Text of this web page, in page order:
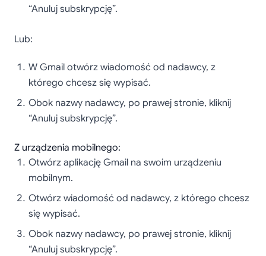
“Anuluj subskrypcję”.
Lub:
W Gmail otwórz wiadomość od nadawcy, z
którego chcesz się wypisać.
Obok nazwy nadawcy, po prawej stronie, kliknij
“Anuluj subskrypcję”.
Z urządzenia mobilnego:
Otwórz aplikację Gmail na swoim urządzeniu
mobilnym.
Otwórz wiadomość od nadawcy, z którego chcesz
się wypisać.
Obok nazwy nadawcy, po prawej stronie, kliknij
“Anuluj subskrypcję”.